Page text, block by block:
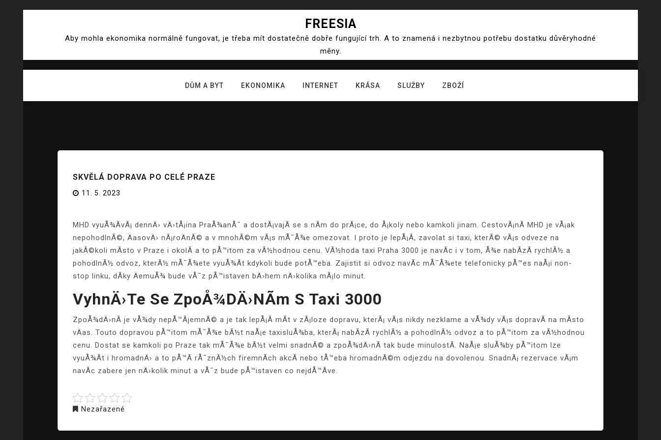
FREESIA
Aby mohla ekonomika normálně fungovat, je třeba mít dostatečně dobře fungující trh. A to znamená i nezbytnou potřebu dostatku důvěryhodné
měny.
DŮM A BYT EKONOMIKA INTERNET KRÁSA SLUŽBY ZBOŽÍ
SKVĚLÁ DOPRAVA PO CELÉ PRAZE
11. 5. 2023
MHD vyuÅ¾Ã­vÃ¡ dennÄ› vÄ›tÅ¡ina PraÅ¾anÅ¯ a dostÃ¡vajÃ­ se s nÃ­m do prÃ¡ce, do Å¡koly nebo kamkoli jinam. CestovÃ¡nÃ­ MHD je vÅ¡ak
nepohodlnÃ©, ÄasovÄ› nÃ¡roÄnÃ© a v mnohÃ©m vÃ¡s mÅ¯Å¾e omezovat. I proto je lepÅ¡Ã­, zavolat si taxi, kterÃ© vÃ¡s odveze na
jakÃ©koli mÃ­sto v Praze i okolÃ­ a to pÅ™itom za vÃ½hodnou cenu. VÃ½hoda taxi Praha 3000 je navÃ­c i v tom, Å¾e nabÃ­zÃ­ rychlÃ½ a
pohodlnÃ½ odvoz, kterÃ½ mÅ¯Å¾ete vyuÅ¾Ã­t kdykoli bude potÅ™eba. Zajistit si odvoz navÃ­c mÅ¯Å¾ete telefonicky pÅ™es naÅ¡i non-
stop linku, dÃ­ky ÄemuÅ¾ bude vÅ¯z pÅ™istaven bÄ›hem nÄ›kolika mÃ¡lo minut.
VyhnÄ›te Se ZpoÅ¾dÄ›nÃ­m S Taxi 3000
ZpoÅ¾dÄ›nÃ­ je vÅ¾dy nepÅ™Ã­jemnÃ© a je tak lepÅ¡Ã­ mÃ­t v zÃ¡loze dopravu, kterÃ¡ vÃ¡s nikdy nezklame a vÅ¾dy vÃ¡s dopravÃ­ na mÃ­sto
vÄas. Touto dopravou pÅ™itom mÅ¯Å¾e bÃ½t naÅ¡e taxisluÅ¾ba, kterÃ¡ nabÃ­zÃ­ rychlÃ½ a pohodlnÃ½ odvoz a to pÅ™itom za vÃ½hodnou
cenu. Dostat se kamkoli po Praze tak mÅ¯Å¾e bÃ½t velmi snadnÃ© a zpoÅ¾dÄ›nÃ­ tak bude minulostÃ­. NaÅ¡e sluÅ¾by pÅ™itom lze
vyuÅ¾Ã­t i hromadnÄ› a to pÅ™Ã­ rÅ¯znÃ½ch firemnÃ­ch akcÃ­ nebo tÅ™eba hromadnÃ©m odjezdu na dovolenou. SnadnÃ¡ rezervace vÃ¡m
navÃ­c zabere jen nÄ›kolik minut a vÅ¯z bude pÅ™istaven co nejdÅ™Ã­ve.
Nezařazené